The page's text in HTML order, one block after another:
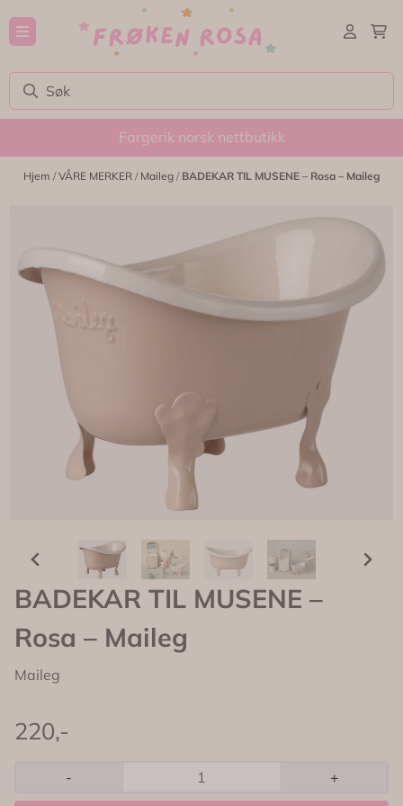
Hopp til innhold
Fargerik norsk nettbutikk
Hjem /VÅRE MERKER / Maileg / BADEKAR TIL MUSENE – Rosa – Maileg
BADEKAR TIL MUSENE –
Rosa – Maileg
Maileg
220,-
- +